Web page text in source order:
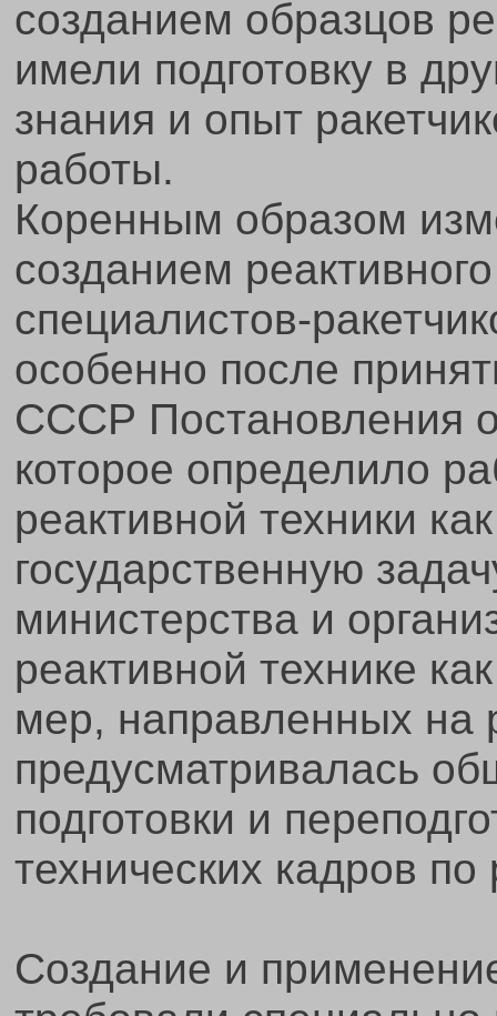
созданием образцов
имели подготовку в
знания и опыт
работы.
Коренным образом
созданием
специалистов-
особенно после
СССР Постановления
которое определило
реактивной техники
государственную
министерства и
реактивной технике
мер, направленных на
предусматривалась
подготовки и
технических кадров
Создание и